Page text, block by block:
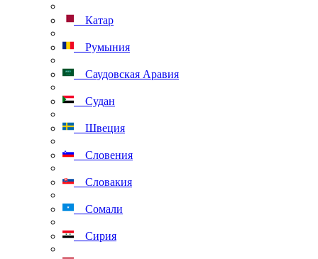
Катар
Румыния
Саудовская Аравия
Судан
Швеция
Словения
Словакия
Сомали
Сирия